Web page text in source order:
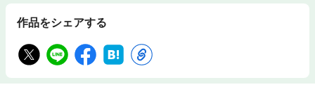
作品をシェアする